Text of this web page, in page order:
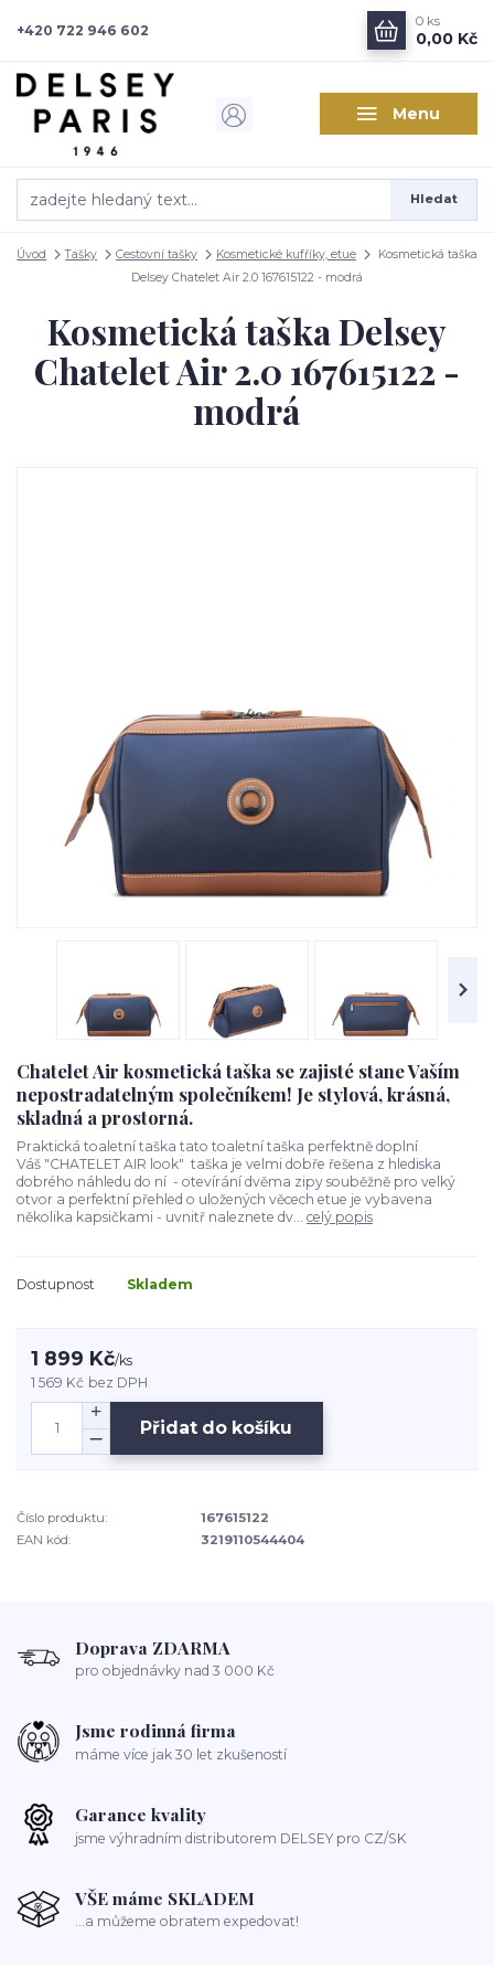
Menu
Hledat
+420 722 946 602
0 ks
0,00 Kč
Úvod Tašky Cestovní tašky Kosmetické kufříky, etue
Kosmetická taška
Delsey Chatelet Air 2.0 167615122 - modrá
Kosmetická taška Delsey
Chatelet Air 2.0 167615122 -
modrá
Chatelet Air kosmetická taška se zajisté stane Vaším
nepostradatelným společníkem! Je stylová, krásná,
skladná a prostorná.
Praktická toaletní taška tato toaletní taška perfektně doplní
Váš "CHATELET AIR look" taška je velmi dobře řešena z hlediska
dobrého náhledu do ní - otevírání dvěma zipy souběžně pro velký
otvor a perfektní přehled o uložených věcech etue je vybavena
několika kapsičkami - uvnitř naleznete dv... celý popis
Dostupnost Skladem
1 899 Kč/ks
1 569 Kč bez DPH
Přidat do košíku
Číslo produktu:
167615122
EAN kód:
3219110544404
Doprava ZDARMA
pro objednávky nad 3 000 Kč
Jsme rodinná firma
máme více jak 30 let zkušeností
Garance kvality
jsme výhradním distributorem DELSEY pro CZ/SK
VŠE máme SKLADEM
...a můžeme obratem expedovat!